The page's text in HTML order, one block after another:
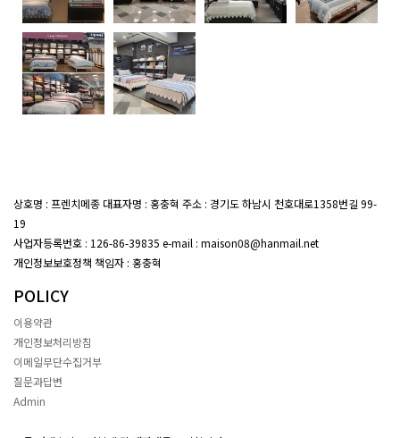
상호명 : 프렌치메종 대표자명 : 홍충혁 주소 : 경기도 하남시 천호대로1358번길 99-
19
사업자등록번호 : 126-86-39835 e-mail : maison08@hanmail.net
개인정보보호정책 책임자 : 홍충혁
POLICY
이용약관
개인정보처리방침
이메일무단수집거부
질문과답변
Admin